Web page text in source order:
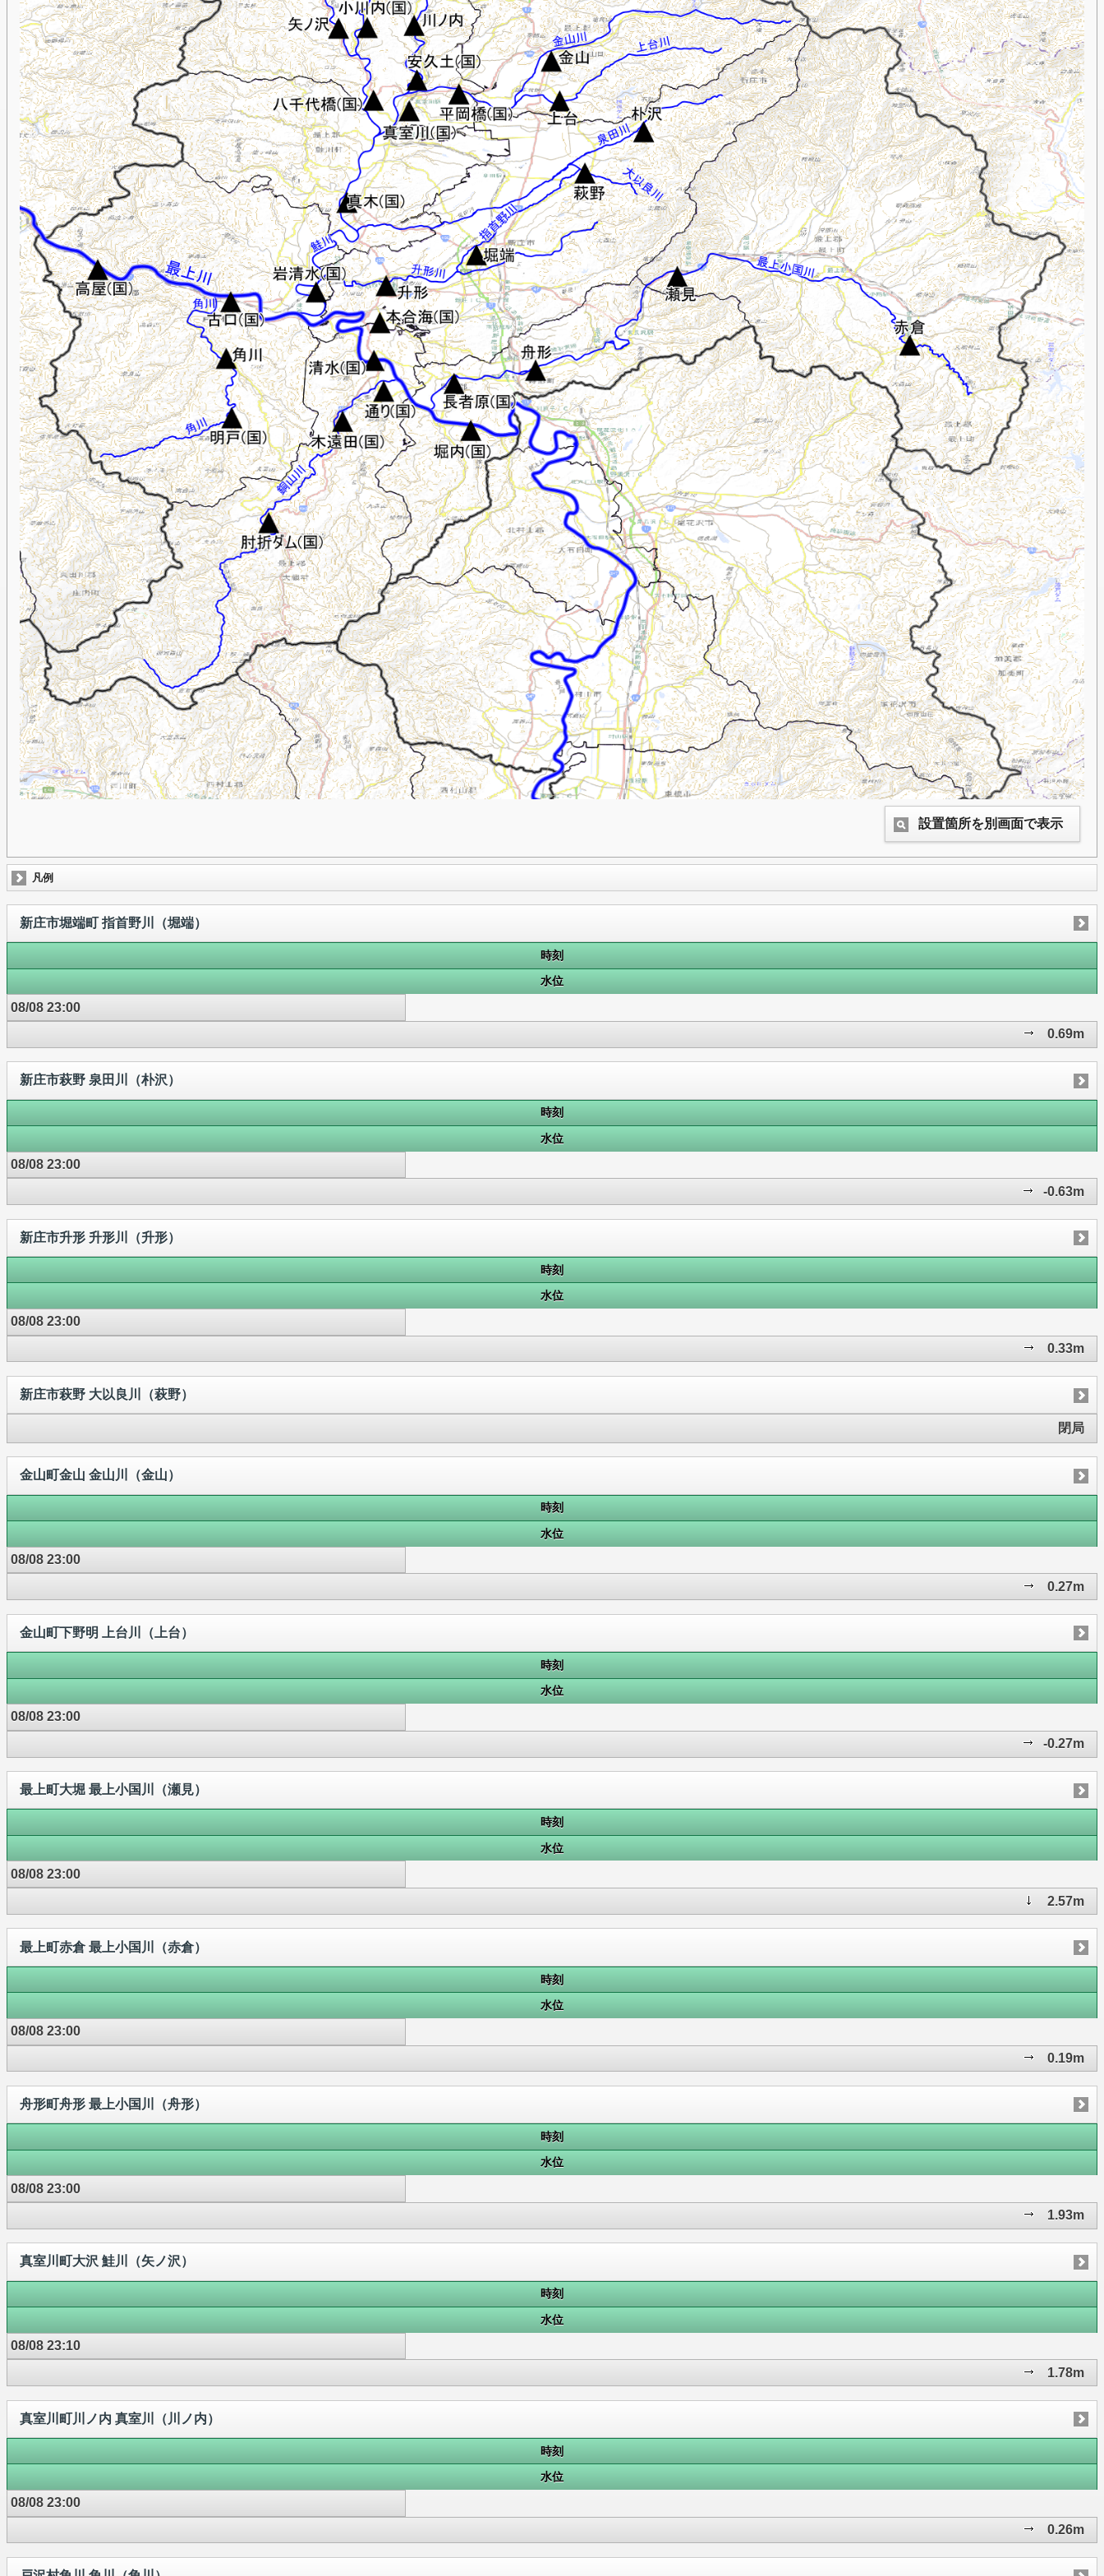
設置箇所を別画面で表示
凡例
新庄市堀端町 指首野川（堀端）
時刻
水位
08/08 23:00
0.69m
新庄市萩野 泉田川（朴沢）
時刻
水位
08/08 23:00
-0.63m
新庄市升形 升形川（升形）
時刻
水位
08/08 23:00
0.33m
新庄市萩野 大以良川（萩野）
閉局
金山町金山 金山川（金山）
時刻
水位
08/08 23:00
0.27m
金山町下野明 上台川（上台）
時刻
水位
08/08 23:00
-0.27m
最上町大堀 最上小国川（瀬見）
時刻
水位
08/08 23:00
2.57m
最上町赤倉 最上小国川（赤倉）
時刻
水位
08/08 23:00
0.19m
舟形町舟形 最上小国川（舟形）
時刻
水位
08/08 23:00
1.93m
真室川町大沢 鮭川（矢ノ沢）
時刻
水位
08/08 23:10
1.78m
真室川町川ノ内 真室川（川ノ内）
時刻
水位
08/08 23:00
0.26m